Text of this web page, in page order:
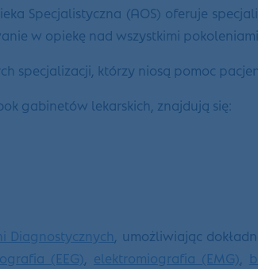
Specjalistyczna (AOS) oferuje
w opiekę nad wszystkimi
specjalizacji, którzy niosą pomoc
gabinetów lekarskich, znajdują się:
Diagnostycznych , umożliwiając
(EEG) elektromiografia (EMG)